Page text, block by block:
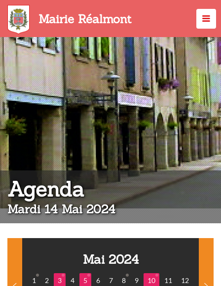
Aller
contenu
principal
Mairie Réalmont
Agenda:
Mardi 14 Mai 2024
Mai 2024
1 2 3 4 5 6 7 8 9 10 11
12